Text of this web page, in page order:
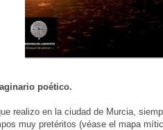
poético.
realizo en la ciudad de Murcia,
muy pretéritos (véase el mapa